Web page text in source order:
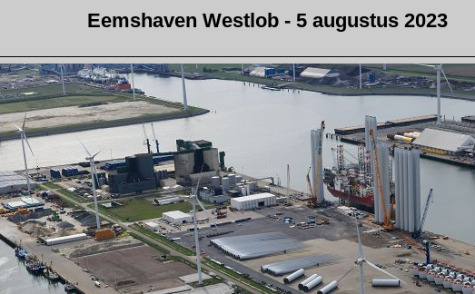
Eemshaven Westlob - 5 augustus 2023